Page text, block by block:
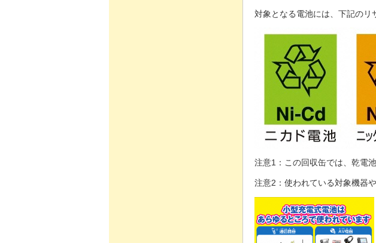
対象となる電池には、下記のリ
注意1：この回収缶では、乾電
注意2：使われている対象機器